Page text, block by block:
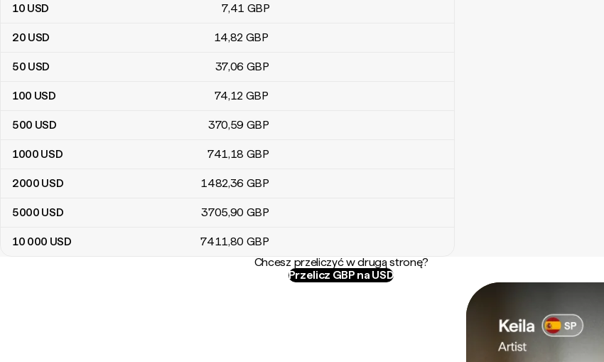
10 USD 7,41 GBP
20 USD 14,82 GBP
50 USD 37,06 GBP
100 USD 74,12 GBP
500 USD 370,59 GBP
1000 USD 741,18 GBP
2000 USD 1482,36 GBP
5000 USD 3705,90 GBP
10 000 USD 7411,80 GBP
Chcesz przeliczyć w drugą stronę?
Przelicz GBP na USD